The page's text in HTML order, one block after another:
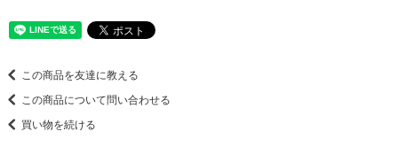
この商品を友達に教える
この商品について問い合わせる
買い物を続ける